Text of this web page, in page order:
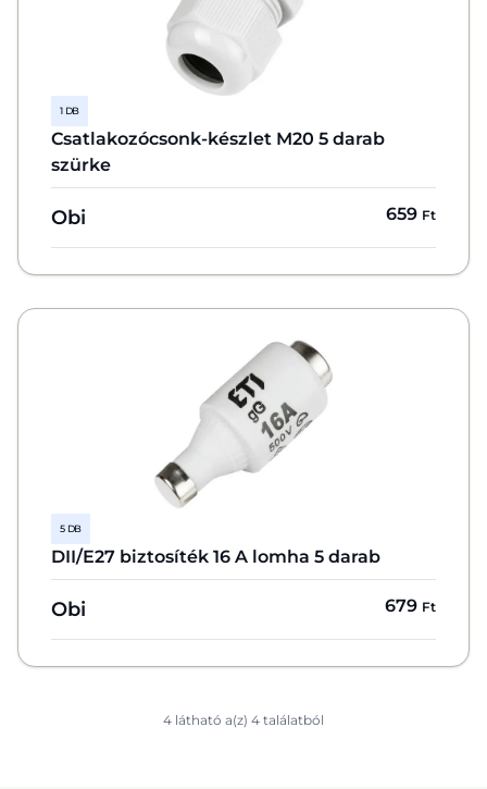
1 DB
Csatlakozócsonk-készlet M20 5 darab
szürke
Obi 659 Ft
5 DB
DII/E27 biztosíték 16 A lomha 5 darab
Obi 679 Ft
4 látható a(z) 4 találatból